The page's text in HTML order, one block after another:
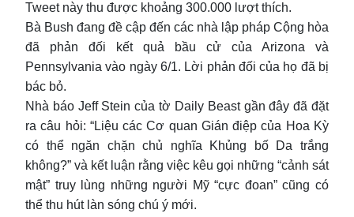
Tweet này thu được khoảng 300.000 lượt thích.
Bà Bush đang đề cập đến các nhà lập pháp Cộng hòa
đã phản đối kết quả bầu cử của Arizona và
Pennsylvania vào ngày 6/1. Lời phản đối của họ đã bị
bác bỏ.
Nhà báo Jeff Stein của tờ Daily Beast gần đây đã đặt
ra câu hỏi: “Liệu các Cơ quan Gián điệp của Hoa Kỳ
có thể ngăn chặn chủ nghĩa Khủng bố Da trắng
không?” và kết luận rằng việc kêu gọi những “cảnh sát
mật” truy lùng những người Mỹ “cực đoan” cũng có
thể thu hút làn sóng chú ý mới.